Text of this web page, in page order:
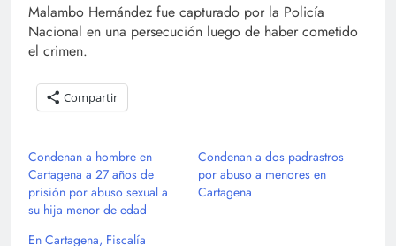
Malambo Hernández fue capturado por la Policía
Nacional en una persecución luego de haber cometido
el crimen.
Compartir
Condenan a hombre en
Cartagena a 27 años de
prisión por abuso sexual a
su hija menor de edad
Condenan a dos padrastros
por abuso a menores en
Cartagena
En Cartagena, Fiscalía